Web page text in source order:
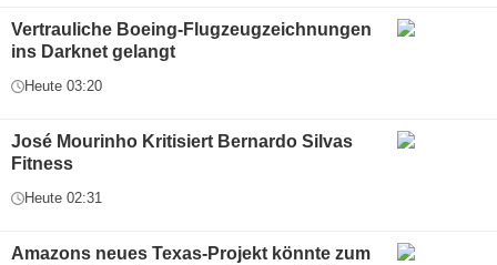
Vertrauliche Boeing-Flugzeugzeichnungen
ins Darknet gelangt
Heute 03:20
José Mourinho Kritisiert Bernardo Silvas
Fitness
Heute 02:31
Amazons neues Texas-Projekt könnte zum